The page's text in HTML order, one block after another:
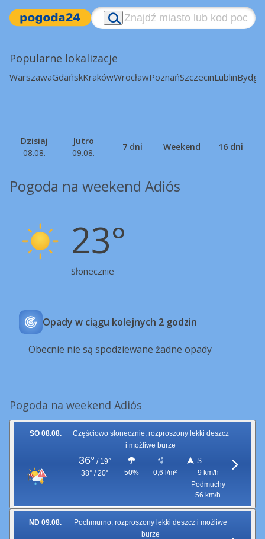
Popularne lokalizacje
WarszawaGdańskKrakówWrocławPoznańSzczecinLublin
Dzisiaj
08.08.
Jutro
09.08.
7 dni Weekend 16 dni
Pogoda na weekend Adiós
23°
Słonecznie
Opady w ciągu kolejnych 2 godzin
Obecnie nie są spodziewane żadne opady
Pogoda na weekend Adiós
SO 08.08.
Częściowo słonecznie, rozproszony lekki deszcz
i możliwe burze
36° / 19°
38° / 20°
50% 0,6 l/m²
S
9 km/h
Podmuchy
56 km/h
ND 09.08.
Pochmurno, rozproszony lekki deszcz i możliwe
burze